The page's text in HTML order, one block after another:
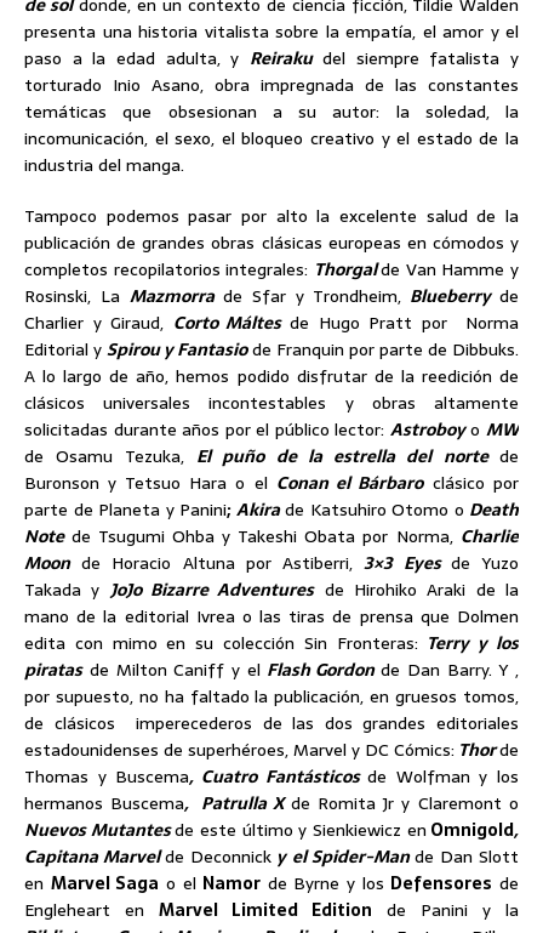
presenta una historia vitalista sobre la empatía, el amor y el
paso a la edad adulta, y Reiraku del siempre fatalista y
torturado Inio Asano, obra impregnada de las constantes
temáticas que obsesionan a su autor: la soledad, la
incomunicación, el sexo, el bloqueo creativo y el estado de la
industria del manga.
Tampoco podemos pasar por alto la excelente salud de la
publicación de grandes obras clásicas europeas en cómodos y
completos recopilatorios integrales: Thorgalde Van Hamme y
Rosinski, La Mazmorrade Sfar y Trondheim, Blueberry de
Charlier y Giraud, Corto Máltesde Hugo Pratt por Norma
Editorial ySpirou y Fantasiode Franquin por parte de Dibbuks.
A lo largo de año, hemos podido disfrutar de la reedición de
clásicos universales incontestables y obras altamente
solicitadas durante años por el público lector: Astroboyo MW
de Osamu Tezuka, El puño de la estrella del nortede
Buronson y Tetsuo Hara o el Conan el Bárbaroclásico por
parte de Planeta y Panini;Akirade Katsuhiro Otomo o Death
Notede Tsugumi Ohba y Takeshi Obata por Norma, Charlie
Moonde Horacio Altuna por Astiberri,3×3 Eyes de Yuzo
Takada y JoJo Bizarre Adventuresde Hirohiko Araki de la
mano de la editorial Ivrea o las tiras de prensa que Dolmen
edita con mimo en su colección Sin Fronteras: Terry y los
piratasde Milton Caniff y el Flash Gordonde Dan Barry. Y ,
por supuesto, no ha faltado la publicación, en gruesos tomos,
de clásicos imperecederos de las dos grandes editoriales
estadounidenses de superhéroes, Marvel y DC Cómics: Thorde
Thomas y Buscema, Cuatro Fantásticosde Wolfman y los
hermanos Buscema, Patrulla Xde Romita Jr y Claremont o
Nuevos Mutantesde este último y Sienkiewicz en Omnigold,
Capitana Marvelde Deconnick y el Spider-Mande Dan Slott
en Marvel Saga o el Namor de Byrne y los Defensores de
Engleheart en Marvel Limited Edition de Panini y la